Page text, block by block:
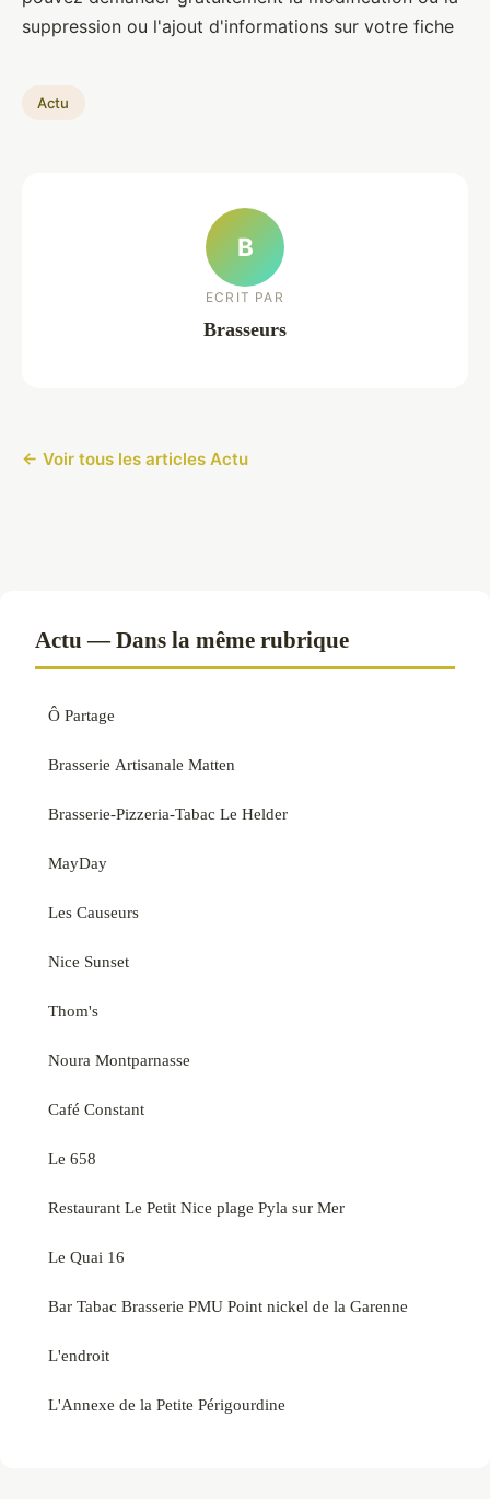
suppression ou l'ajout d'informations sur votre fiche
Actu
B
ECRIT PAR
Brasseurs
← Voir tous les articles Actu
Actu — Dans la même rubrique
Ô Partage
Brasserie Artisanale Matten
Brasserie-Pizzeria-Tabac Le Helder
MayDay
Les Causeurs
Nice Sunset
Thom's
Noura Montparnasse
Café Constant
Le 658
Restaurant Le Petit Nice plage Pyla sur Mer
Le Quai 16
Bar Tabac Brasserie PMU Point nickel de la Garenne
L'endroit
L'Annexe de la Petite Périgourdine